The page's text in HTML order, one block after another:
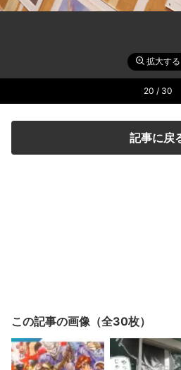
拡大する
20 / 30
記事に戻
この記事の画像（全30枚）